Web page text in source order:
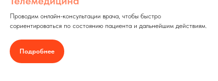
Проводим онлайн-консультации врача, чтобы быстро
сориентироваться по состоянию пациента и дальнейшим действиям.
Подробнее